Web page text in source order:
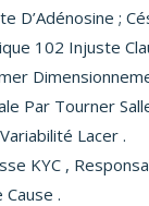
D’Adénosine ;
102 Injuste
Par Tourner
Lacer .
KYC ,
.